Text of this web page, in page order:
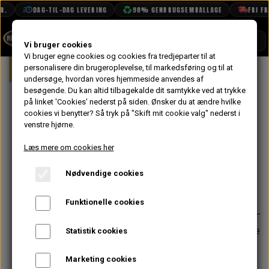
DAG-TIL-DAG LEVERING 98% GENBRUGSEMBALLAGE FRI
BOOK TID
PROJEKTER
TEKNISK DATA
VANDPOLERING
Forside Mini Gearkasse & Drivlinje
På lager
Bolt, Starter -
UNC
7,20 kr.
Varenummer: GFK5240
Bruges til montering af starter på alle
imod diff. huset på mk1, mk2 og
Vi bruger cookies
Vi bruger egne cookies og cookies fra tredjeparter til at
personalisere din brugeroplevelse, til markedsføring og til at
undersøge, hvordan vores hjemmeside anvendes af
besøgende. Du kan altid tilbagekalde dit samtykke ved at trykke
på linket 'Cookies' nederst på siden. Ønsker du at ændre hvilke
cookies vi benytter? Så tryk på "Skift mit cookie valg" nederst i
venstre hjørne.
Læs mere om cookies her
Nødvendige cookies
Funktionelle cookies
Statistik cookies
Marketing cookies